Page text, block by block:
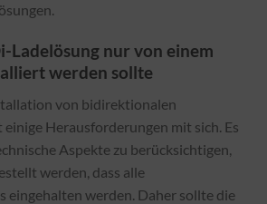
Ladelösung nur von einem
werden sollte
von bidirektionalen
Herausforderungen mit sich. Es
Aspekte zu berücksichtigen,
werden, dass alle
eingehalten werden. Daher sollte die